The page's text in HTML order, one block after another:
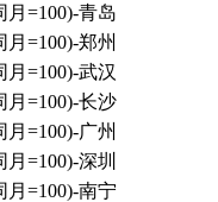
=100)-青岛
=100)-郑州
=100)-武汉
=100)-长沙
=100)-广州
=100)-深圳
=100)-南宁